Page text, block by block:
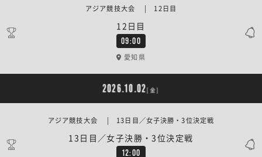
09:00
12日目
アジア競技大会 | 12日目
愛知県
2026.10.02[金]
12:00
13日目／女子決勝・3位決定戦
アジア競技大会 | 13日目／女子決勝・3位決定戦